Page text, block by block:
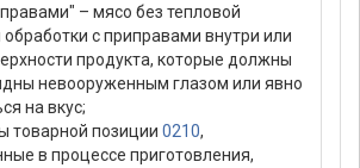
– мясо без тепловой
с приправами внутри или
продукта, которые должны
невооруженным глазом или явно
на вкус;
товарной позиции 0210,
в процессе приготовления,